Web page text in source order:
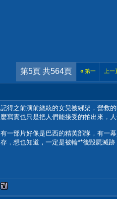
第5頁 共564頁 «第一 上一
記得之前演前總統的女兒被綁架，營救
麼寫實也只是把人們能接受的拍出來，
有一部片好像是巴西的精英部隊，有一
存，想也知道，一定是被輪**後毀屍滅